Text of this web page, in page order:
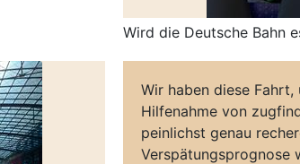
Wird die Deutsche Bahn
Wir haben diese Fahrt,
Hilfenahme von
peinlichst genau
Verspätungsprognose